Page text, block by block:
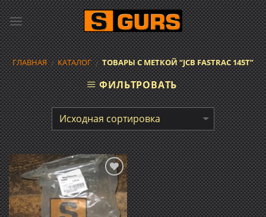
Skip
to
content
ГЛАВНАЯ / КАТАЛОГ / ТОВАРЫ С МЕТКОЙ “JCB FASTRAC 145T”
ФИЛЬТРОВАТЬ
Добавить
в список
желаний